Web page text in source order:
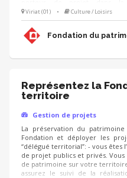
communication, l'animation
projet. - Vous contribuez au
ressources (mécènes,
les actions de la Fondation.
Viriat (01) • Culture / Loisirs
Fondation du
Représentez la
territoire
Gestion de projets
La préservation du
Fondation et déployer les
“délégué territorial”: - vous
de projet publics et privés.
de patrimoine sur votre
assurez le suivi de la